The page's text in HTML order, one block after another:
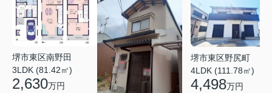
堺市東区南野田
3LDK (81.42㎡)
2,630万円
堺市東区野尻町
4LDK (111.78㎡)
4,498万円